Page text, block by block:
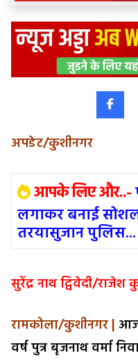
अपडेट/कुशीनगर
आपके लिए और..-
लगाकर बनाई सोशल
तरयासुजान पुलिस...
सुरेंद्र नाथ द्विवेदी/राजेश
रामकोला/कुशीनगर | आज
वर्ष पुत्र बृजनाथ वर्मा